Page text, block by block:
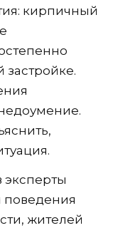
кирпичный
застройке.
жителей